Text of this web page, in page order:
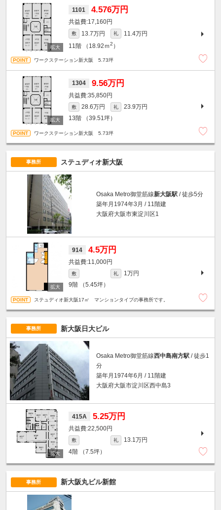
1101 4.576万円
17,160円
敷 13.7万円 礼
11.4万円
11階
（18.92ｍ2 ）
ワークステーション新大阪 5.73坪
1304 9.56万円
35,850円
敷 28.6万円 礼
23.9万円
13階
（39.51坪）
ワークステーション新大阪 5.73坪
事務所 ステュディオ新大阪
Osaka Metro御堂筋線新大阪駅 / 徒歩5分
築年月1974年3月 / 11階建
大阪府大阪市東淀川区1
914 4.5万円
11,000円
敷 礼
1万円
9階
（5.45坪）
ステュディオ新大阪17㎡ マンションタイプの事務所です。
事務所 新大阪日大ビル
Osaka Metro御堂筋線西中島南方駅 / 徒歩1
分
築年月1974年6月 / 11階建
大阪府大阪市淀川区西中島3
415A 5.25万円
22,500円
敷 礼
13.1万円
4階
（7.5坪）
事務所 新大阪丸ビル新館